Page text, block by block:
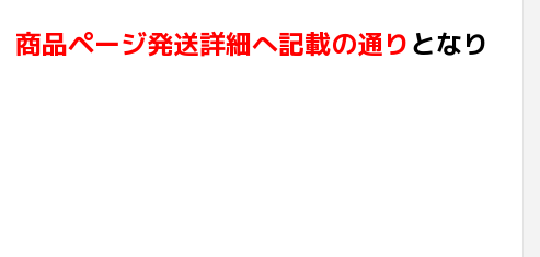
商品ページ発送詳細へ記載の通りとなり